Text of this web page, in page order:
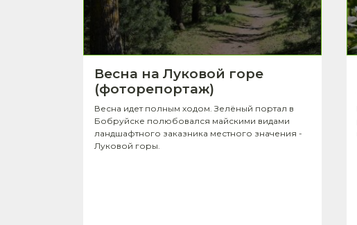
Весна на Луковой горе
(фоторепортаж)
Весна идет полным ходом. Зелёный портал в
Бобруйске полюбовался майскими видами
ландшафтного заказника местного значения -
Луковой горы.